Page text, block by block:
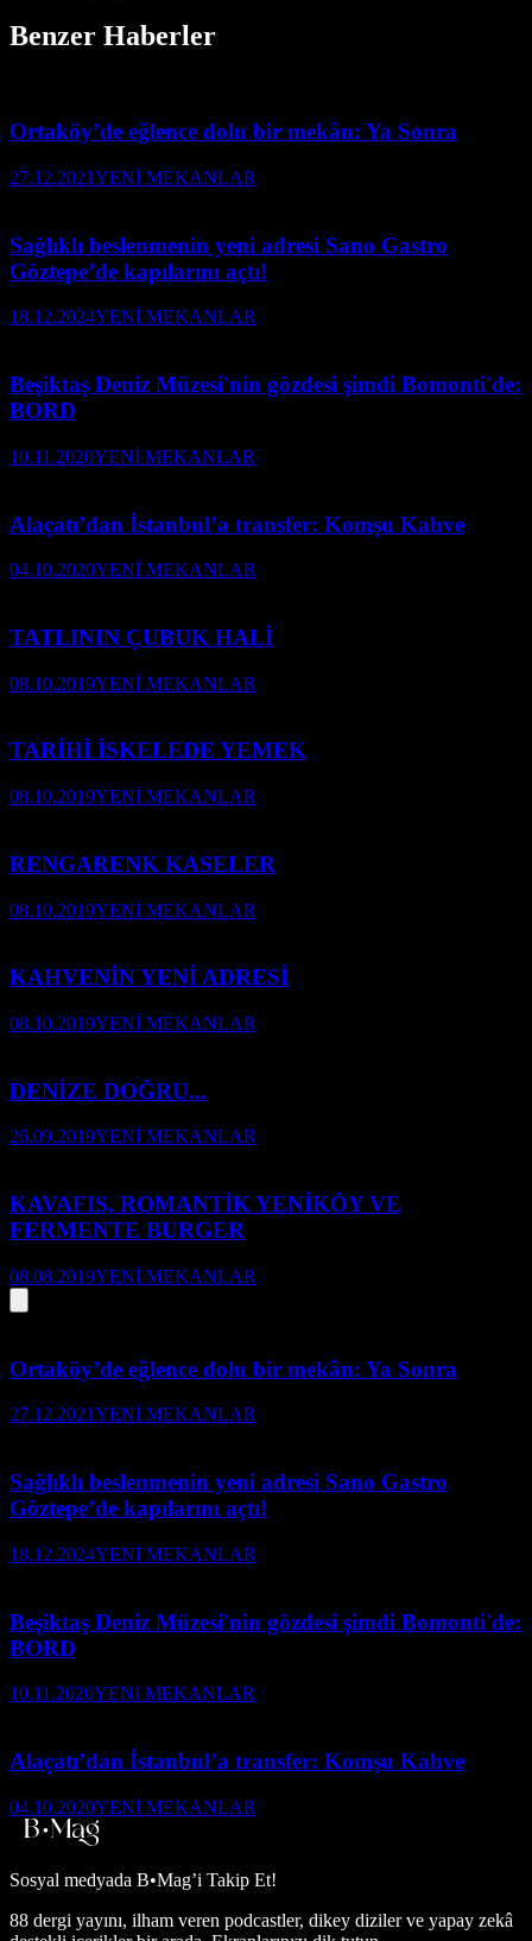
Benzer Haberler
Ortaköy’de eğlence dolu bir mekân: Ya Sonra
27.12.2021YENİ MEKANLAR
Sağlıklı beslenmenin yeni adresi Sano Gastro
Göztepe’de kapılarını açtı!
18.12.2024YENİ MEKANLAR
Beşiktaş Deniz Müzesi'nin gözdesi şimdi Bomonti'de:
BORD
10.11.2020YENİ MEKANLAR
Alaçatı’dan İstanbul’a transfer: Komşu Kahve
04.10.2020YENİ MEKANLAR
TATLININ ÇUBUK HALİ
08.10.2019YENİ MEKANLAR
TARİHİ İSKELEDE YEMEK
08.10.2019YENİ MEKANLAR
RENGARENK KASELER
08.10.2019YENİ MEKANLAR
KAHVENİN YENİ ADRESİ
08.10.2019YENİ MEKANLAR
DENİZE DOĞRU...
26.09.2019YENİ MEKANLAR
KAVAFIS, ROMANTİK YENİKÖY VE
FERMENTE BURGER
08.08.2019YENİ MEKANLAR
Ortaköy’de eğlence dolu bir mekân: Ya Sonra
27.12.2021YENİ MEKANLAR
Sağlıklı beslenmenin yeni adresi Sano Gastro
Göztepe’de kapılarını açtı!
18.12.2024YENİ MEKANLAR
Beşiktaş Deniz Müzesi'nin gözdesi şimdi Bomonti'de:
BORD
10.11.2020YENİ MEKANLAR
Alaçatı’dan İstanbul’a transfer: Komşu Kahve
04.10.2020YENİ MEKANLAR
Sosyal medyada B•Mag’i Takip Et!
88 dergi yayını, ilham veren podcastler, dikey diziler ve yapay zekâ